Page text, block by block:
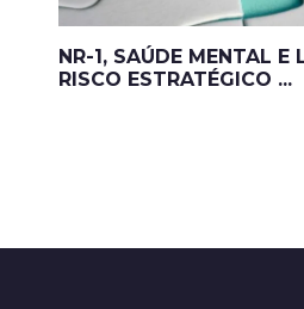
NR-1, SAÚDE MENTAL E
RISCO ESTRATÉGICO ...